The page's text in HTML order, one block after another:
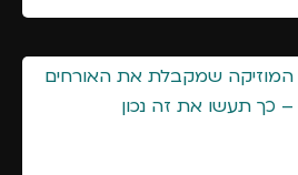
המוזיקה שמקבלת את האורחים
– כך תעשו את זה נכון